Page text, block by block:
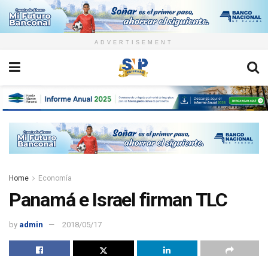
ADVERTISEMENT
Home Economía
Panamá e Israel firman TLC
by admin 2018/05/17